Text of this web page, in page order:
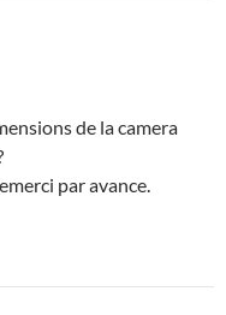
de la camera
par avance.